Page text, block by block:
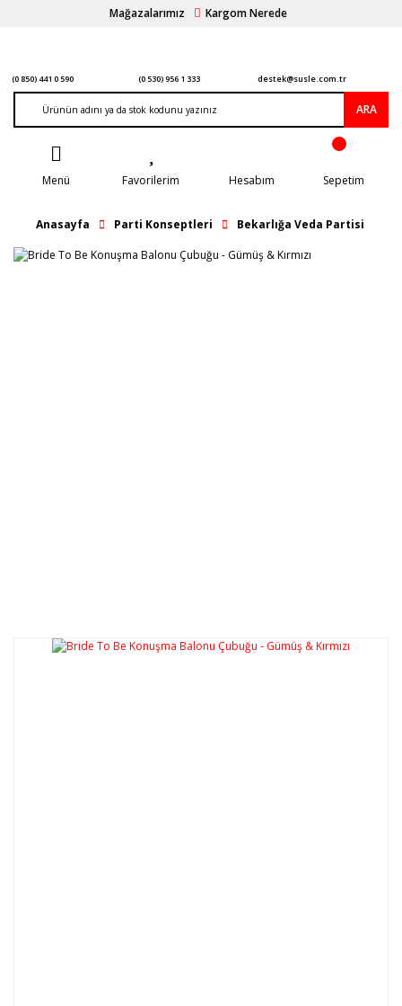
Mağazalarımız Kargom Nerede
(0 850) 441 0 590 (0 530) 956 1 333 destek@susle.com.tr
ARA
Menü Favorilerim Hesabım Sepetim
Anasayfa Parti Konseptleri Bekarlığa Veda Partisi